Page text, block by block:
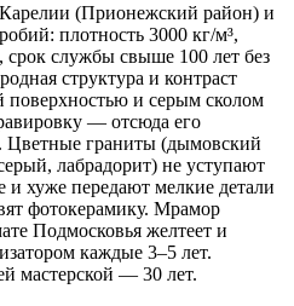
Карелии (Прионежский район) и
плотность 3000 кг/м³,
службы свыше 100 лет без
структура и контраст
и серым сколом
— отсюда его
Цветные граниты (дымовский
лабрадорит) не уступают
и хуже передают мелкие детали
фотокерамику. Мрамор
Подмосковья желтеет и
каждые 3–5 лет.
мастерской — 30 лет.